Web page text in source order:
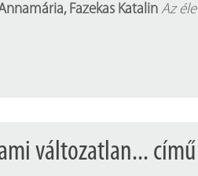
Fazekas Katalin Az
változatlan... című